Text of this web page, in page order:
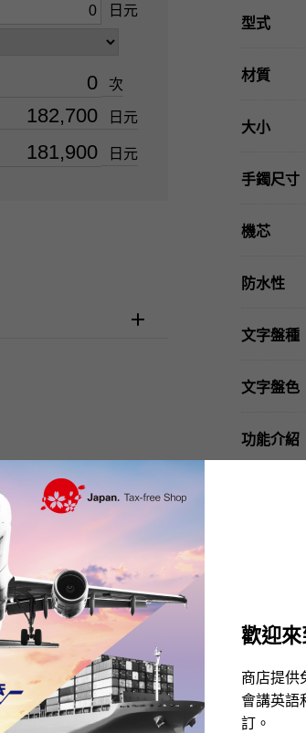
歡迎
商店提供
會講英語
訂。
日元
次
日元
日元
型式
材質
大小
手鐲尺寸
機芯
防水性
文字盤種
文字盤色
功能介紹